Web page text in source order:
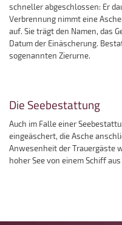
schneller abgeschlossen: Er
Verbrennung nimmt eine
auf. Sie trägt den Namen, das
Datum der Einäscherung.
sogenannten Zierurne.
Die Seebestattung
Auch im Falle einer
eingeäschert, die Asche
Anwesenheit der Trauergäste
hoher See von einem Schiff